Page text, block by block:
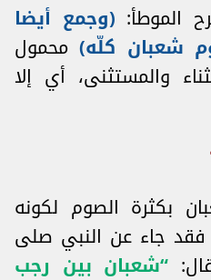
الموطأ: (وجمع أيضا
شعبان كلّه)محمول
والمستثنى، أي إلا
بكثرة الصوم لكونه
فقد جاء عن النبي صلى
“شعبان بين رجب